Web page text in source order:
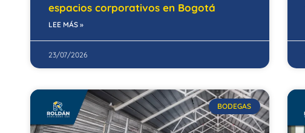
espacios corporativos en Bogotá
LEE MÁS »
23/07/2026
BODEGAS